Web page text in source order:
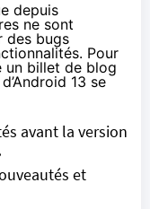
depuis
ne sont
des bugs
Pour
un billet de blog
13 se
avant la version
et